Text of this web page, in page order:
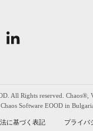
All Rights reserved. Chaos®,
Software EOOD in
に基づく表記
プライバ